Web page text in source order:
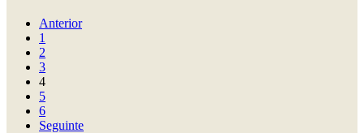
Anterior
1
2
3
4
5
6
Seguinte